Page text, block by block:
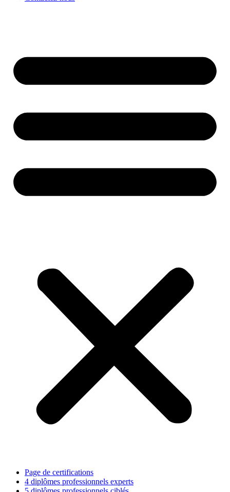
Page de certifications
4 diplômes professionnels experts